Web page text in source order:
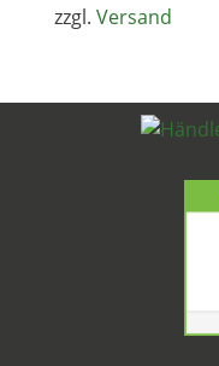
zzgl. Versand